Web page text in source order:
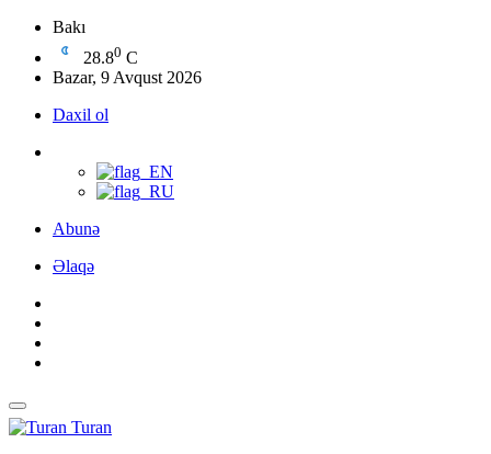
Bakı
28.80 C
Bazar, 9 Avqust 2026
Daxil ol
Abunə
Əlaqə
Turan